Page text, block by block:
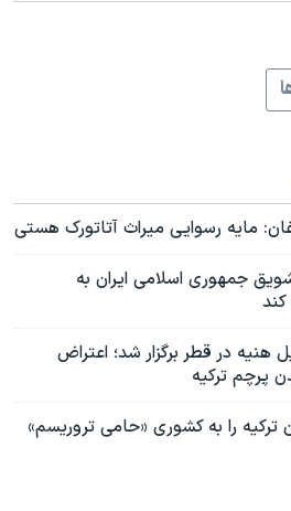
مایه رسوایی میراث آتاتورک هستی
جمهوری اسلامی ایران به
هنیه در قطر برگزار شد؛ اعتراض
پرچم ترکیه
ترکیه را به کشوری «حامی تروریسم»